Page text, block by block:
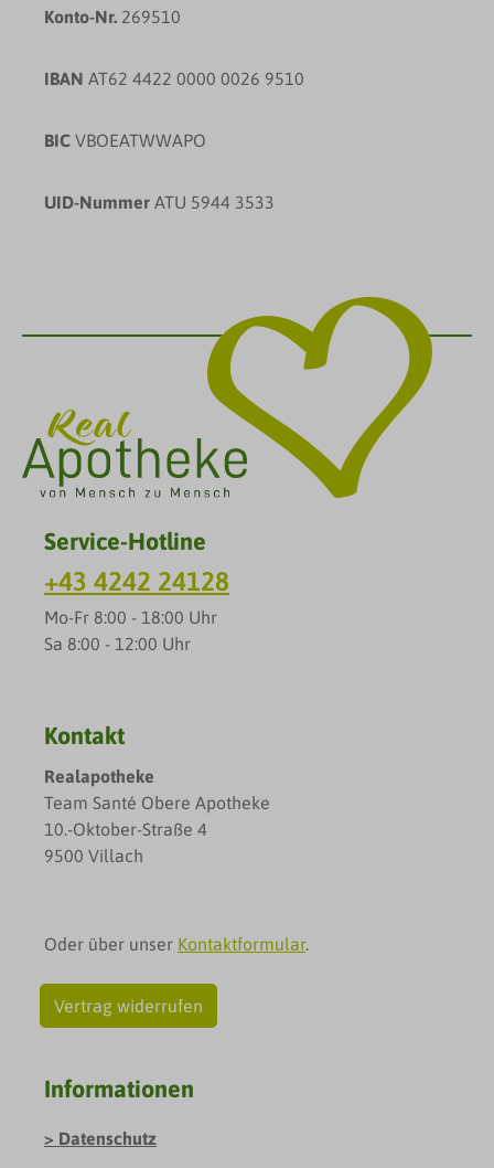
Konto-Nr. 269510
IBAN AT62 4422 0000 0026 9510
BIC VBOEATWWAPO
UID-Nummer ATU 5944 3533
Service-Hotline
+43 4242 24128
Mo-Fr 8:00 - 18:00 Uhr
Sa 8:00 - 12:00 Uhr
Kontakt
Realapotheke
Team Santé Obere Apotheke
10.-Oktober-Straße 4
9500 Villach
Oder über unser Kontaktformular.
Vertrag widerrufen
Informationen
Datenschutz